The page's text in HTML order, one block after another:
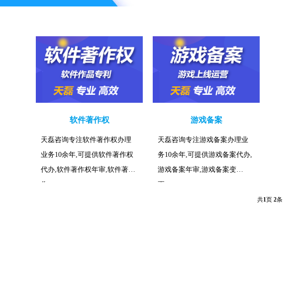
软件著作权
天磊咨询专注软件著作权办理
业务10余年,可提供软件著作权
代办,软件著作权年审,软件著
作......
游戏备案
天磊咨询专注游戏备案办理业
务10余年,可提供游戏备案代办,
游戏备案年审,游戏备案变
更,......
共1页 2条